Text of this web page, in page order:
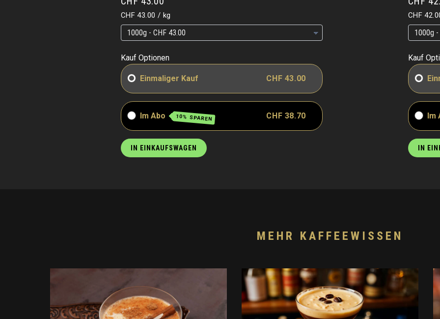
Grundpreis
CHF 43.00 / pro
kg
Grundpreis
Grundpreis
Kauf Optionen
Einmaliger Kauf CHF 43.00
Im Abo 10% SPAREN CHF 38.70
IN EINKAUFSWAGEN
CHF
Kauf
Im
IN
MEHR KAFFEEWISSEN